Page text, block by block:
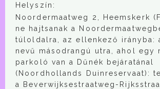
Helyszín:
Noordermaatweg 2, Heemskerk
ne hajtsanak a
túloldalra, az ellenkező irányba:
nevű másodrangú utra, ahol egy
parkoló van a Dűnék bejáratánal
(Noordhollands Duinreservaat):
a Beverwijksestraatweg-